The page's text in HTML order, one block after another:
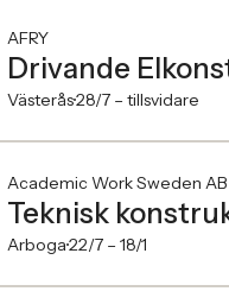
AFRY
Drivande
Västerås28/7 – tillsvidare
Academic Work Sweden AB
Teknisk
Arboga22/7 – 18/1